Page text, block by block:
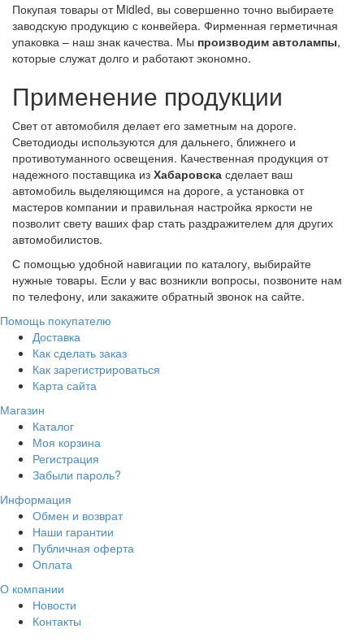
Покупая товары от Midled, вы совершенно точно выбираете
заводскую продукцию с конвейера. Фирменная герметичная
упаковка – наш знак качества. Мы производим автолампы,
которые служат долго и работают экономно.
Применение продукции
Свет от автомобиля делает его заметным на дороге.
Светодиоды используются для дальнего, ближнего и
противотуманного освещения. Качественная продукция от
надежного поставщика из Хабаровска сделает ваш
автомобиль выделяющимся на дороге, а установка от
мастеров компании и правильная настройка яркости не
позволит свету ваших фар стать раздражителем для других
автомобилистов.
С помощью удобной навигации по каталогу, выбирайте
нужные товары. Если у вас возникли вопросы, позвоните нам
по телефону, или закажите обратный звонок на сайте.
Помощь покупателю
Доставка
Как сделать заказ
Как зарегистрироваться
Карта сайта
Магазин
Каталог
Моя корзина
Регистрация
Забыли пароль?
Информация
Обмен и возврат
Наши гарантии
Публичная оферта
Оплата
О компании
Новости
Контакты